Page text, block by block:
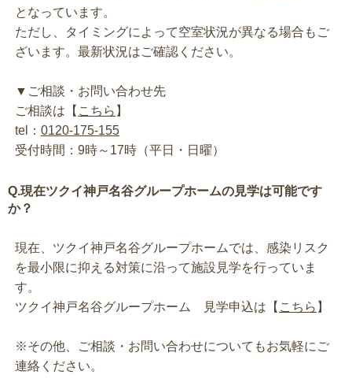
となっています。
ただし、タイミングによって空室状況が異なる場合もご
ざいます。最新状況はご確認ください。
▼ご相談・お問い合わせ先
ご相談は【 こちら 】
tel： 0120-175-155
受付時間：9時～17時（平日・日曜）
Q.現在ツクイ神戸名谷グループホームの見学は可能です
か？
現在、ツクイ神戸名谷グループホームでは、感染リスク
を最小限に抑える対策に沿って施設見学を行っていま
す。
ツクイ神戸名谷グループホーム 見学申込は【 こちら 】
※その他、ご相談・お問い合わせについてもお気軽にご
連絡ください。